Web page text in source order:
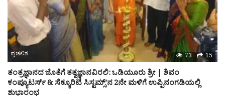
ಪ್ರಚಲಿತ 73 15
ತಂತ್ರಜ್ಞಾನದ ಜೊತೆಗೆ ತತ್ವಜ್ಞಾನವಿರಲಿ: ಒಡಿಯೂರು ಶ್ರೀ | ಶಿವಂ
ಕಂಪ್ಯೂಟರ್ಸ್ & ಸೆಕ್ಯೂರಿಟಿ ಸಿಸ್ಟಮ್ಸ್’ನ 2ನೇ ಮಳಿಗೆ ಉಪ್ಪಿನಂಗಡಿಯಲ್ಲಿ